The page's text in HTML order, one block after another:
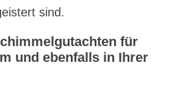
sind.
für
und ebenfalls in Ihrer